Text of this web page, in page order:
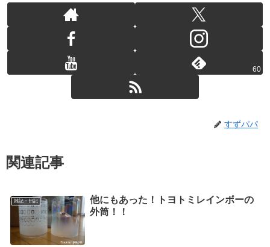
60
すずパパ
関連記事
雑記・日記
他にもあった！トヨトミレインボーの
外筒！！